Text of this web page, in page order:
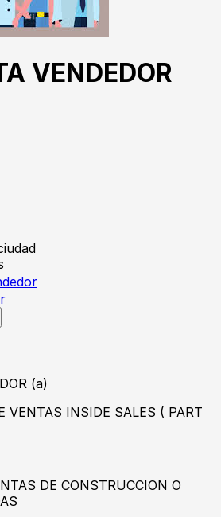
VENDEDOR
(a)
VENTAS INSIDE SALES ( PART
DE CONSTRUCCION O